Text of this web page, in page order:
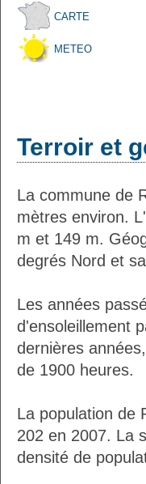
CARTE
METEO
Terroir et
La commune de
mètres environ.
m et 149 m.
degrés Nord et
Les années
d'ensoleillement
dernières
de 1900 heures.
La population de
202 en 2007. La
densité de